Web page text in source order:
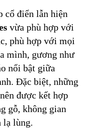
cổ điển lẫn hiện
vừa phù hợp với
phù hợp với mọi
mình, gương như
nổi bật giữa
Đặc biệt, những
được kết hợp
gỗ, không gian
lạ lùng.